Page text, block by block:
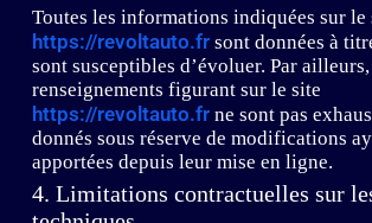
Toutes les informations indiquées sur le
https://revoltauto.frsont données à
sont susceptibles d’évoluer. Par
renseignements figurant sur le site
https://revoltauto.frne sont pas
donnés sous réserve de modifications
apportées depuis leur mise en ligne.
4. Limitations contractuelles sur